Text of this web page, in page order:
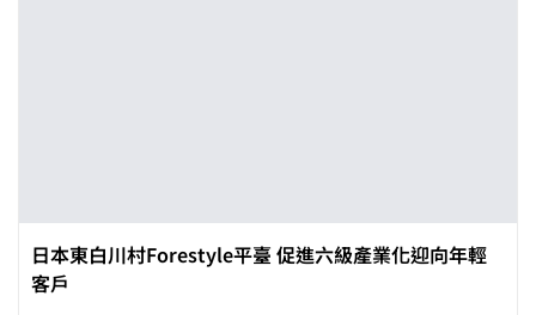
日本東白川村Forestyle平臺 促進六級產業化迎向年輕
客戶